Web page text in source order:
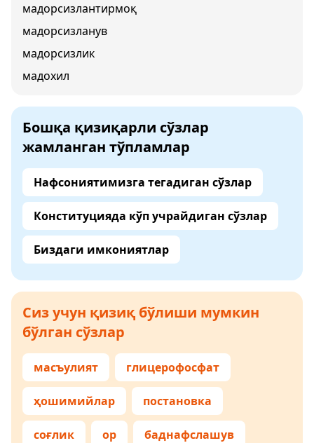
мадорсизлантирмоқ
мадорсизланув
мадорсизлик
мадохил
Бошқа қизиқарли сўзлар
жамланган тўпламлар
Нафсониятимизга тегадиган сўзлар
Конституцияда кўп учрайдиган сўзлар
Биздаги имкониятлар
Сиз учун қизиқ бўлиши мумкин
бўлган сўзлар
масъулият глицерофосфат
ҳошимийлар постановка
соғлик ор баднафслашув